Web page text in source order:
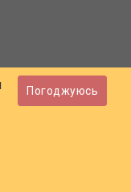
Погоджуюсь